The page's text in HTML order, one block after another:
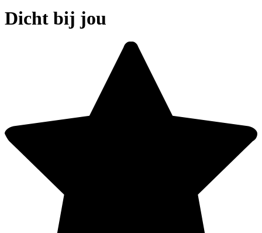
Dicht bij jou